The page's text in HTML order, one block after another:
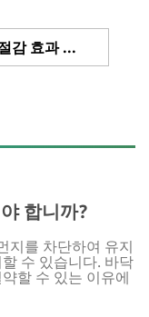
3M™ 매트 솔루션의 다양한 절감 효과 확인하기
합니까?
를 차단하여 유지
수 있습니다. 바닥
할 수 있는 이유에